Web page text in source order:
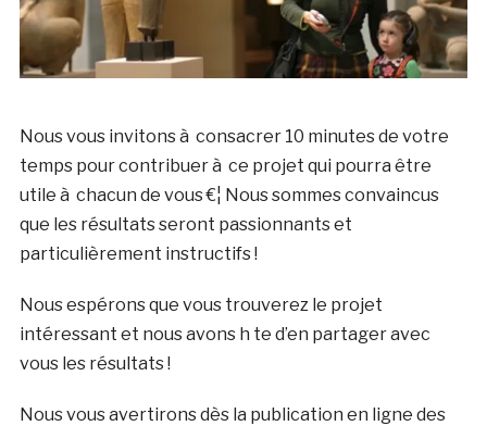
Nous vous invitons à consacrer 10 minutes de votre
temps pour contribuer à ce projet qui pourra être
utile à chacun de vous €¦ Nous sommes convaincus
que les résultats seront passionnants et
particulièrement instructifs !
Nous espérons que vous trouverez le projet
intéressant et nous avons h te d’en partager avec
vous les résultats !
Nous vous avertirons dès la publication en ligne des